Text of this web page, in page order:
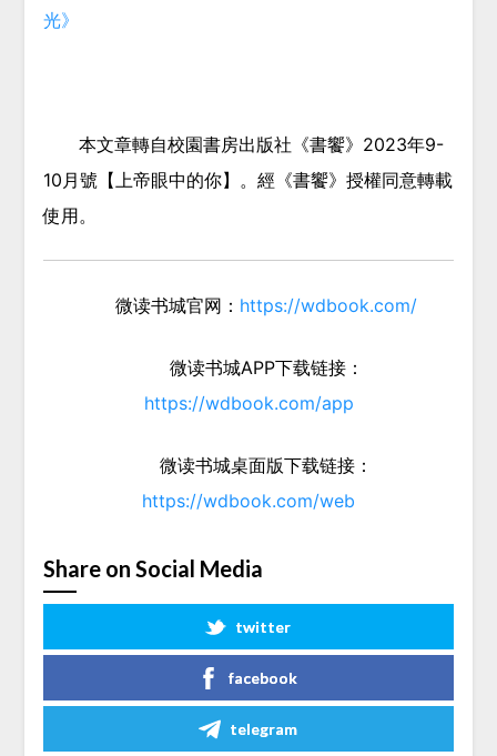
光》
本文章轉自校園書房出版社《書饗》2023年9-
10月號【上帝眼中的你】。經《書饗》授權同意轉載
使用。
微读书城官网： https://wdbook.com/
微读书城APP下载链接：
https://wdbook.com/app
微读书城桌面版下载链接：
https://wdbook.com/web
Share on Social Media
twitter
facebook
telegram